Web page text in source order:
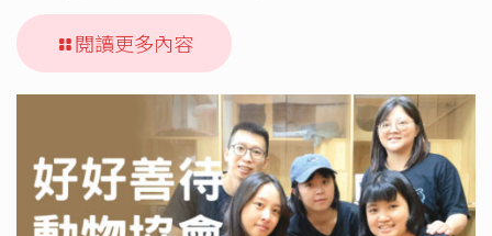
閱讀更多內容